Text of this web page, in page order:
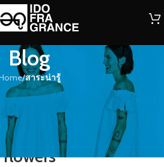
Blog
/สาระน่ารู้
สาระน่ารู้
มแบบไทยๆ ด้วยกลิ่น
มรับฉายา King of
flowers